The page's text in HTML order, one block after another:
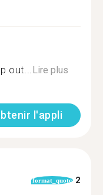
out...Lire plus
l'appli
format_quote 2